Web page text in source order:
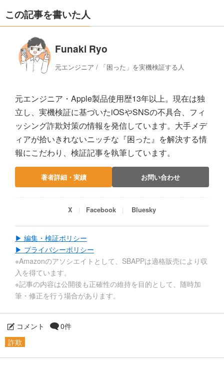
この記事を書いた人
Funaki Ryo
元エンジニア / 「困った」を実機検証する人
元エンジニア・Apple製品使用歴13年以上。現在は独
立し、実機検証に基づいたiOSやSNSの不具合、フィ
ッシング詐欺対策の情報を発信しています。大手メデ
ィアが拾いきれないニッチな『困った』を解決する情
報にこだわり、検証記事を執筆しています。
著者詳細・実績 お問い合わせ
X Facebook Bluesky
▶ 編集・検証ポリシー
▶ プライバシーポリシー
※Amazonのアソシエイトとして、SBAPPは適格販売により収
入を得ています。
※記事の内容は公開後も正確性の維持を目的として、随時加
筆・修正を行う場合があります。
コメント
0件
詐欺